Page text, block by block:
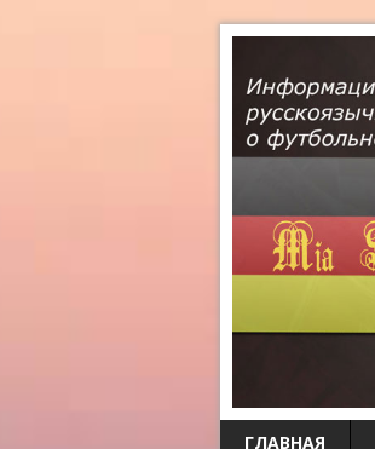
ГЛАВНАЯ